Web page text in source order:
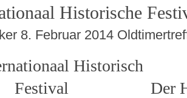
Historische
8. Februar 2014
Der